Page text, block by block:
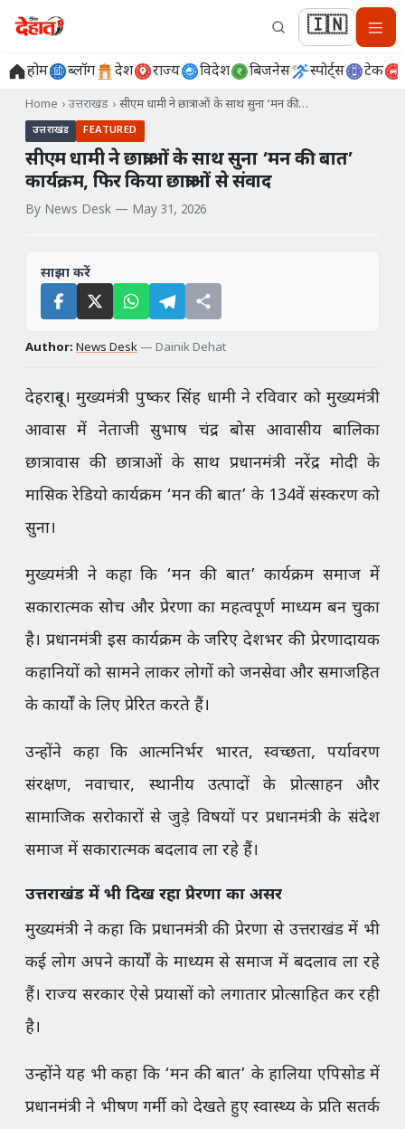
🇮🇳
होम ब्लॉग देश राज्य विदेश बिजनेस स्पोर्ट्स टेक
Home › उत्तराखंड › सीएम धामी ने छात्राओं के साथ सुना ‘मन की…
उत्तराखंड FEATURED
सीएम धामी ने छात्राओं के साथ सुना ‘मन की बात’
कार्यक्रम, फिर किया छात्राओं से संवाद
By News Desk — May 31, 2026
साझा करें
Author: News Desk — Dainik Dehat
देहरादून। मुख्यमंत्री पुष्कर सिंह धामी ने रविवार को मुख्यमंत्री
आवास में नेताजी सुभाष चंद्र बोस आवासीय बालिका
छात्रावास की छात्राओं के साथ प्रधानमंत्री नरेंद्र मोदी के
मासिक रेडियो कार्यक्रम ‘मन की बात’ के 134वें संस्करण को
सुना।
मुख्यमंत्री ने कहा कि ‘मन की बात’ कार्यक्रम समाज में
सकारात्मक सोच और प्रेरणा का महत्वपूर्ण माध्यम बन चुका
है। प्रधानमंत्री इस कार्यक्रम के जरिए देशभर की प्रेरणादायक
कहानियों को सामने लाकर लोगों को जनसेवा और समाजहित
के कार्यों के लिए प्रेरित करते हैं।
उन्होंने कहा कि आत्मनिर्भर भारत, स्वच्छता, पर्यावरण
संरक्षण, नवाचार, स्थानीय उत्पादों के प्रोत्साहन और
सामाजिक सरोकारों से जुड़े विषयों पर प्रधानमंत्री के संदेश
समाज में सकारात्मक बदलाव ला रहे हैं।
उत्तराखंड में भी दिख रहा प्रेरणा का असर
मुख्यमंत्री ने कहा कि प्रधानमंत्री की प्रेरणा से उत्तराखंड में भी
कई लोग अपने कार्यों के माध्यम से समाज में बदलाव ला रहे
हैं। राज्य सरकार ऐसे प्रयासों को लगातार प्रोत्साहित कर रही
है।
उन्होंने यह भी कहा कि ‘मन की बात’ के हालिया एपिसोड में
प्रधानमंत्री ने भीषण गर्मी को देखते हुए स्वास्थ्य के प्रति सतर्क